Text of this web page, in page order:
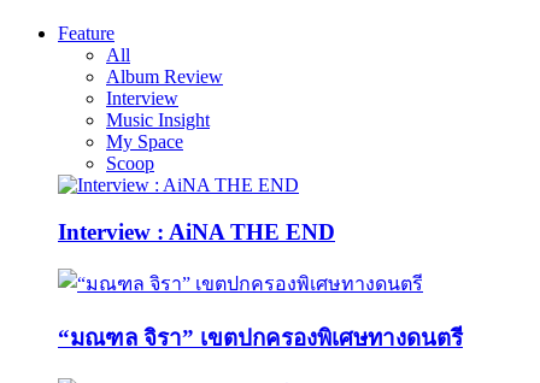
Feature
All
Album Review
Interview
Music Insight
My Space
Scoop
Interview : AiNA THE END
“มณฑล จิรา” เขตปกครองพิเศษทางดนตรี